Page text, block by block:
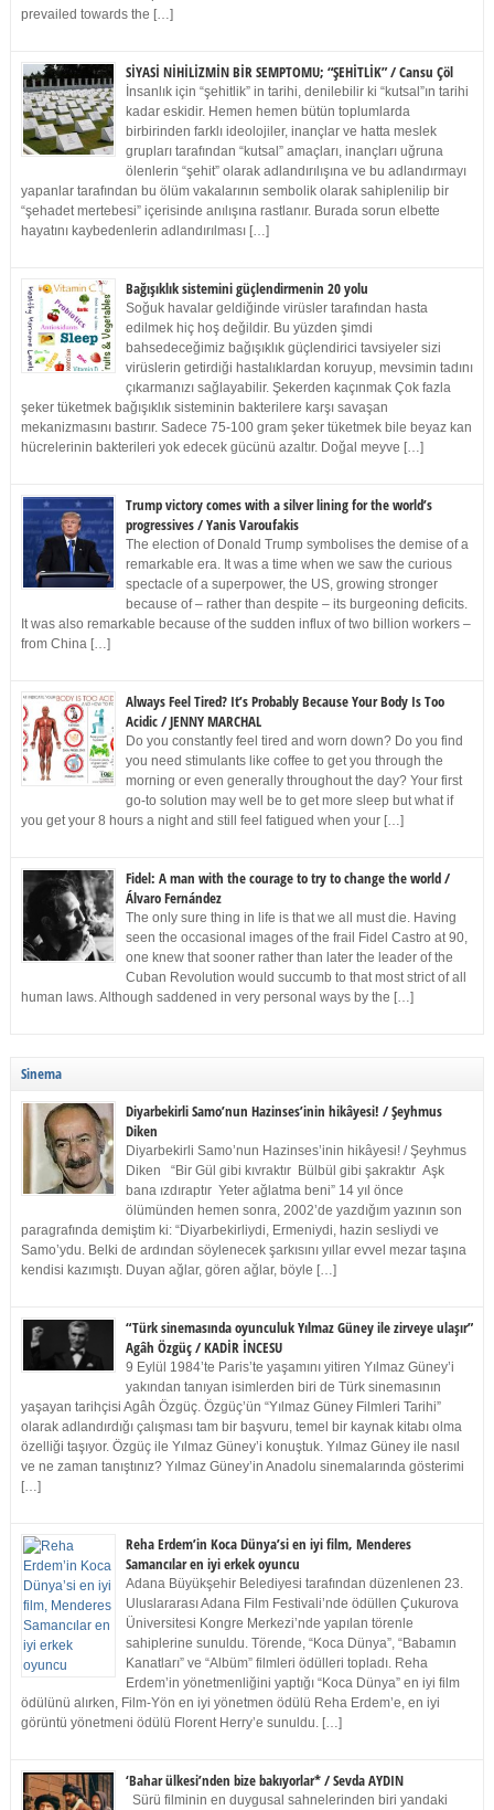
prevailed towards the […]
SİYASİ NİHİLİZMİN BİR SEMPTOMU; “ŞEHİTLİK” / Cansu Çöl
İnsanlık için “şehitlik” in tarihi, denilebilir ki “kutsal”ın tarihi
kadar eskidir. Hemen hemen bütün toplumlarda
birbirinden farklı ideolojiler, inançlar ve hatta meslek
grupları tarafından “kutsal” amaçları, inançları uğruna
ölenlerin “şehit” olarak adlandırılışına ve bu adlandırmayı
yapanlar tarafından bu ölüm vakalarının sembolik olarak sahiplenilip bir
“şehadet mertebesi” içerisinde anılışına rastlanır. Burada sorun elbette
hayatını kaybedenlerin adlandırılması […]
Bağışıklık sistemini güçlendirmenin 20 yolu
Soğuk havalar geldiğinde virüsler tarafından hasta
edilmek hiç hoş değildir. Bu yüzden şimdi
bahsedeceğimiz bağışıklık güçlendirici tavsiyeler sizi
virüslerin getirdiği hastalıklardan koruyup, mevsimin tadını
çıkarmanızı sağlayabilir. Şekerden kaçınmak Çok fazla
şeker tüketmek bağışıklık sisteminin bakterilere karşı savaşan
mekanizmasını bastırır. Sadece 75-100 gram şeker tüketmek bile beyaz kan
hücrelerinin bakterileri yok edecek gücünü azaltır. Doğal meyve […]
Trump victory comes with a silver lining for the world’s
progressives / Yanis Varoufakis
The election of Donald Trump symbolises the demise of a
remarkable era. It was a time when we saw the curious
spectacle of a superpower, the US, growing stronger
because of – rather than despite – its burgeoning deficits.
It was also remarkable because of the sudden influx of two billion workers –
from China […]
Always Feel Tired? It’s Probably Because Your Body Is Too
Acidic / JENNY MARCHAL
Do you constantly feel tired and worn down? Do you find
you need stimulants like coffee to get you through the
morning or even generally throughout the day? Your first
go-to solution may well be to get more sleep but what if
you get your 8 hours a night and still feel fatigued when your […]
Fidel: A man with the courage to try to change the world /
Álvaro Fernández
The only sure thing in life is that we all must die. Having
seen the occasional images of the frail Fidel Castro at 90,
one knew that sooner rather than later the leader of the
Cuban Revolution would succumb to that most strict of all
human laws. Although saddened in very personal ways by the […]
Sinema
Diyarbekirli Samo’nun Hazinses’inin hikâyesi! / Şeyhmus
Diken
Diyarbekirli Samo’nun Hazinses’inin hikâyesi! / Şeyhmus
Diken “Bir Gül gibi kıvraktır Bülbül gibi şakraktır Aşk
bana ızdıraptır Yeter ağlatma beni” 14 yıl önce
ölümünden hemen sonra, 2002’de yazdığım yazının son
paragrafında demiştim ki: “Diyarbekirliydi, Ermeniydi, hazin sesliydi ve
Samo’ydu. Belki de ardından söylenecek şarkısını yıllar evvel mezar taşına
kendisi kazımıştı. Duyan ağlar, gören ağlar, böyle […]
“Türk sinemasında oyunculuk Yılmaz Güney ile zirveye ulaşır”
Agâh Özgüç / KADİR İNCESU
9 Eylül 1984’te Paris’te yaşamını yitiren Yılmaz Güney’i
yakından tanıyan isimlerden biri de Türk sinemasının
yaşayan tarihçisi Agâh Özgüç. Özgüç’ün “Yılmaz Güney Filmleri Tarihi”
olarak adlandırdığı çalışması tam bir başvuru, temel bir kaynak kitabı olma
özelliği taşıyor. Özgüç ile Yılmaz Güney’i konuştuk. Yılmaz Güney ile nasıl
ve ne zaman tanıştınız? Yılmaz Güney’in Anadolu sinemalarında gösterimi
[…]
Reha Erdem’in Koca Dünya’si en iyi film, Menderes
Samancılar en iyi erkek oyuncu
Adana Büyükşehir Belediyesi tarafından düzenlenen 23.
Uluslararası Adana Film Festivali’nde ödüllen Çukurova
Üniversitesi Kongre Merkezi’nde yapılan törenle
sahiplerine sunuldu. Törende, “Koca Dünya”, “Babamın
Kanatları” ve “Albüm” filmleri ödülleri topladı. Reha
Erdem’in yönetmenliğini yaptığı “Koca Dünya” en iyi film
ödülünü alırken, Film-Yön en iyi yönetmen ödülü Reha Erdem’e, en iyi
görüntü yönetmeni ödülü Florent Herry’e sunuldu. […]
‘Bahar ülkesi’nden bize bakıyorlar* / Sevda AYDIN
Sürü filminin en duygusal sahnelerinden biri yandaki